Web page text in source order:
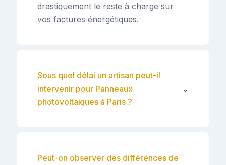
drastiquement le reste à charge sur
vos factures énergétiques.
Sous quel délai un artisan peut-il
intervenir pour Panneaux
photovoltaïques à Paris ?
⌄
Peut-on observer des différences de